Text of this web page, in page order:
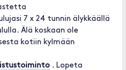
7 x 24 tunnin älykkäällä
Älä koskaan ole
kotiin kylmään
. Lopeta